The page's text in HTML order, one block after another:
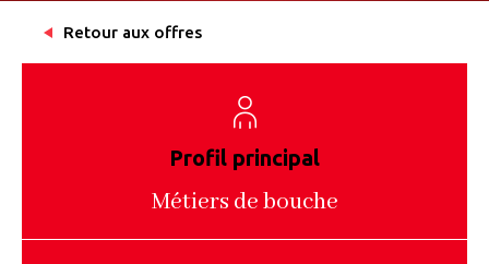
Retour aux offres
Profil principal
Métiers de bouche